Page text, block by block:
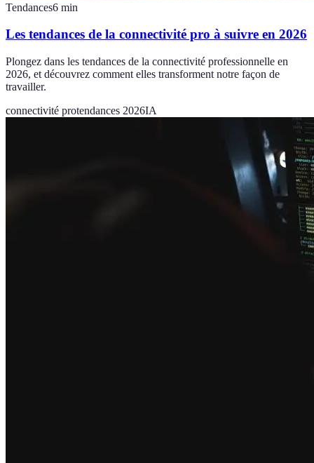
Tendances6 min
Les tendances de la connectivité pro à suivre en 2026
Plongez dans les tendances de la connectivité professionnelle en
2026, et découvrez comment elles transforment notre façon de
travailler.
connectivité protendances 2026IA